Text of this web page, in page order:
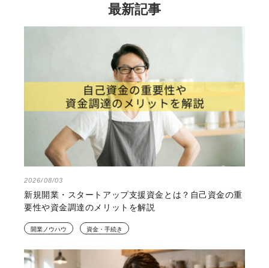
最新記事
2026/08/03
新規開業・スタートアップ支援資金とは？自己資金の重
要性や資金調達のメリットを解説
開業ノウハウ 資金・手続き